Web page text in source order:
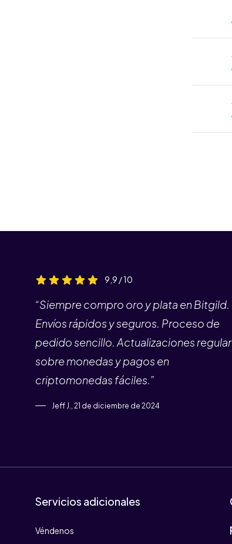
9,9 / 10
“Siempre compro oro y plata en Bitgild.
Envíos rápidos y seguros. Proceso de
pedido sencillo. Actualizaciones
sobre monedas y pagos en
criptomonedas fáciles.”
Jeff J., 21 de diciembre de 2024
Servicios adicionales
Véndenos